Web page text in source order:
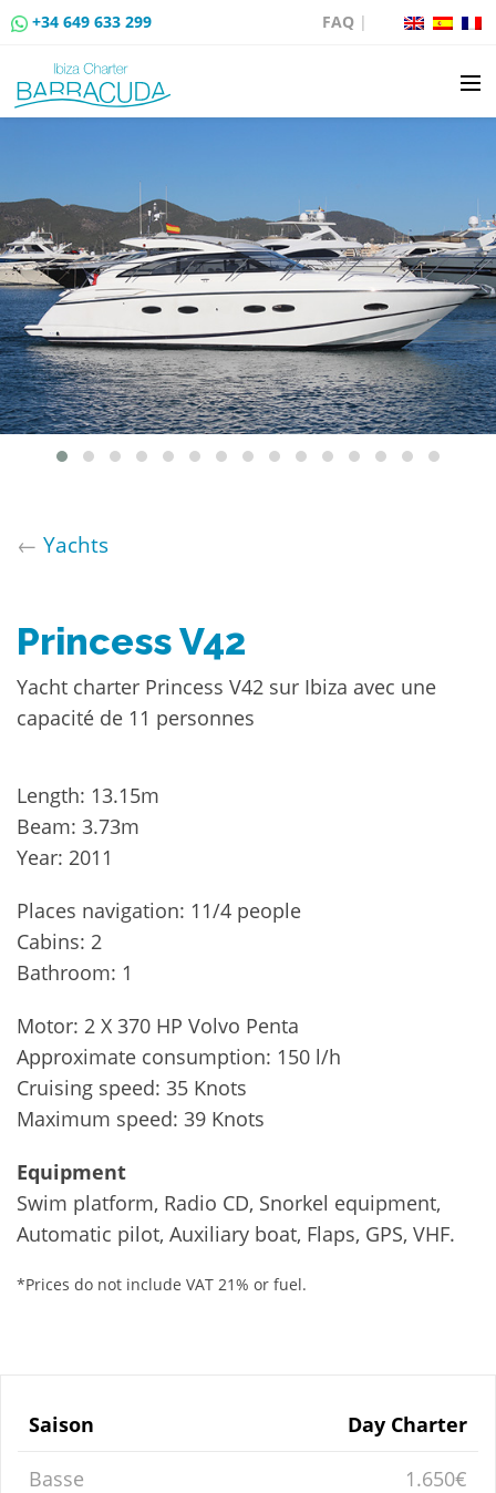
+34 649 633 299 FAQ|
VENTE DE BATEAUX
LOCATION DE AMARRAGES
ROUTES EN BATEAU
ÉVÉNEMENTS
BLOG
← Yachts
Princess V42
Yacht charter Princess V42 sur Ibiza avec une
capacité de 11 personnes
Length: 13.15m
Beam: 3.73m
Year: 2011
Places navigation: 11/4 people
Cabins: 2
Bathroom: 1
Motor: 2 X 370 HP Volvo Penta
Approximate consumption: 150 l/h
Cruising speed: 35 Knots
Maximum speed: 39 Knots
Equipment
Swim platform, Radio CD, Snorkel equipment,
Automatic pilot, Auxiliary boat, Flaps, GPS, VHF.
*Prices do not include VAT 21% or fuel.
Saison Day Charter
Basse 1.650€